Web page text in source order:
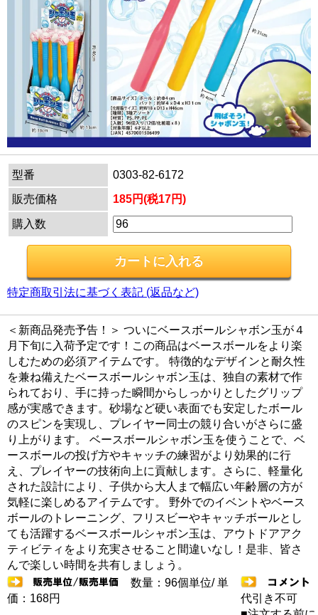
型番
0303-82-6172
販売価格
185円(税17円)
購入数
特定商取引法に基づく表記 (返品など)
＜新商品発売予告！＞ ついにベースボールシャボン玉が４
月下旬に入荷予定です！この商品はベースボールをより楽
しむための必須アイテムです。 特徴的なデザインと耐久性
を兼ね備えたベースボールシャボン玉は、独自の素材で作
られており、手に持った瞬間からしっかりとしたグリップ
感が実感できます。砂場など硬い表面でも安定したボール
のスピンを実現し、プレイヤー同士の競り合いがさらに盛
り上がります。 ベースボールシャボン玉を使うことで、ベ
ースボールの投げ方やキャッチの練習がより効果的に行
え、プレイヤーの技術向上に貢献します。さらに、軽量化
された設計により、子供から大人まで幅広い年齢層の方が
気軽に楽しめるアイテムです。 野外でのイベントやベース
ボールのトレーニング、フリスビーやキャッチボールとし
ても活躍するベースボールシャボン玉は、アウトドアアク
ティビティをより充実させること間違いなし！是非、皆さ
んで楽しい時間を共有しましょう。
数量：96個単位/ 単
価：168円
代引き不可